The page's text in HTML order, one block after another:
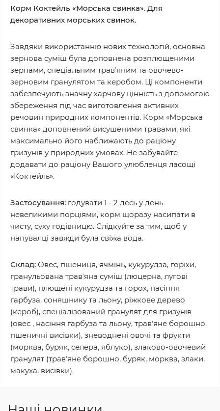
Корм Коктейль «Морська свинка». Для
декоративних морських свинок.
Завдяки використанню нових технологій, основна
зернова суміш була доповнена розплющеними
зернами, спеціальним травʼяним та овочево-
зерновим гранулятом та керобом. Ці компоненти
забезпечують значну харчову цінність з допомогою
збереження під час виготовлення активних
речовин природних компонентів. Корм «Морська
свинка» доповнений висушеними травами, які
максимально його наближають до раціону
гризунів у природних умовах. Не забувайте
додавати до раціону Вашого улюбленця ласощі
«Коктейль».
Застосування: годувати 1 - 2 десь у день
невеликими порціями, корм щоразу насипати в
чисту, суху годівницю. Слідкуйте за тим, щоб у
напувалці завжди була свіжа вода.
Склад: Овес, пшениця, ячмінь, кукурудза, горіхи,
гранульована травʼяна суміш (люцерна, лугові
трави), плющені кукурудза та горох, насіння
гарбуза, соняшнику та льону, ріжкове дерево
(кероб), спеціалізований гранулят для гризунів
(овес , насіння гарбуза та льону, травʼяне борошно,
пшеничні висівки), зневоднені овочі та фрукти
(морква, буряк, селера, яблуко), злаково-овочевий
гранулят (травʼяне борошно, буряк, морква, злаки,
макуха, висівки).